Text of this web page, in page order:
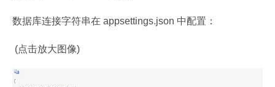
数据库连接字符串在 appsettings.json 中配置：
(点击放大图像)